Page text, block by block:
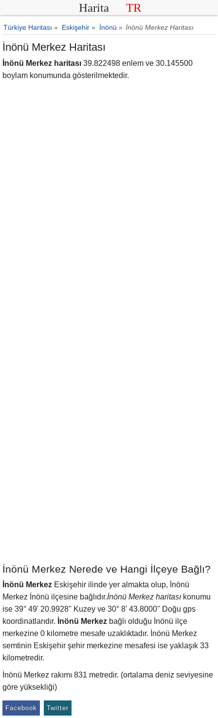
Harita TR
Türkiye Haritası » Eskişehir » İnönü » İnönü Merkez Haritası
İnönü Merkez Haritası
İnönü Merkez haritası 39.822498 enlem ve 30.145500
boylam konumunda gösterilmektedir.
İnönü Merkez Nerede ve Hangi İlçeye Bağlı?
İnönü Merkez Eskişehir ilinde yer almakta olup, İnönü
Merkez İnönü ilçesine bağlıdır.İnönü Merkez haritası konumu
ise 39° 49' 20.9928'' Kuzey ve 30° 8' 43.8000'' Doğu gps
koordinatlarıdır. İnönü Merkez bağlı olduğu İnönü ilçe
merkezine 0 kilometre mesafe uzaklıktadır. İnönü Merkez
semtinin Eskişehir şehir merkezine mesafesi ise yaklaşık 33
kilometredir.
İnönü Merkez rakımı 831 metredir. (ortalama deniz seviyesine
göre yüksekliği)
Facebook Twitter